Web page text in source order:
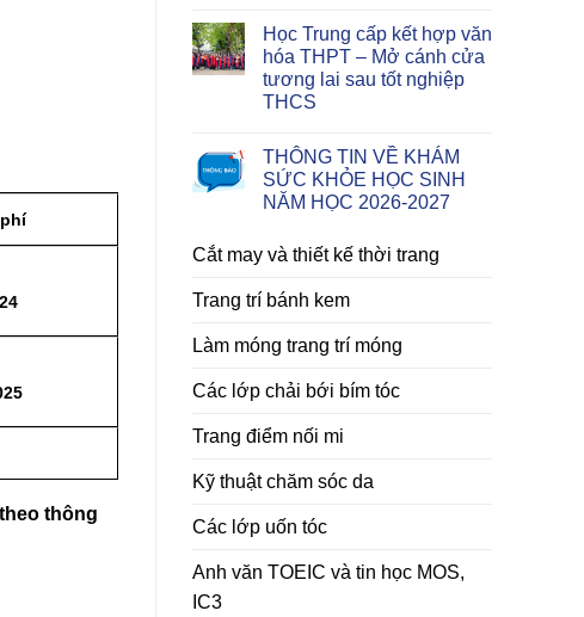
thông
Học Trung cấp kết hợp văn
hóa THPT – Mở cánh cửa
tương lai sau tốt nghiệp
THCS
THÔNG TIN VỀ KHÁM
SỨC KHỎE HỌC SINH
NĂM HỌC 2026-2027
Cắt may và thiết kế thời trang
Trang trí bánh kem
Làm móng trang trí móng
Các lớp chải bới bím tóc
Trang điểm nối mi
Kỹ thuật chăm sóc da
Các lớp uốn tóc
Anh văn TOEIC và tin học MOS,
IC3